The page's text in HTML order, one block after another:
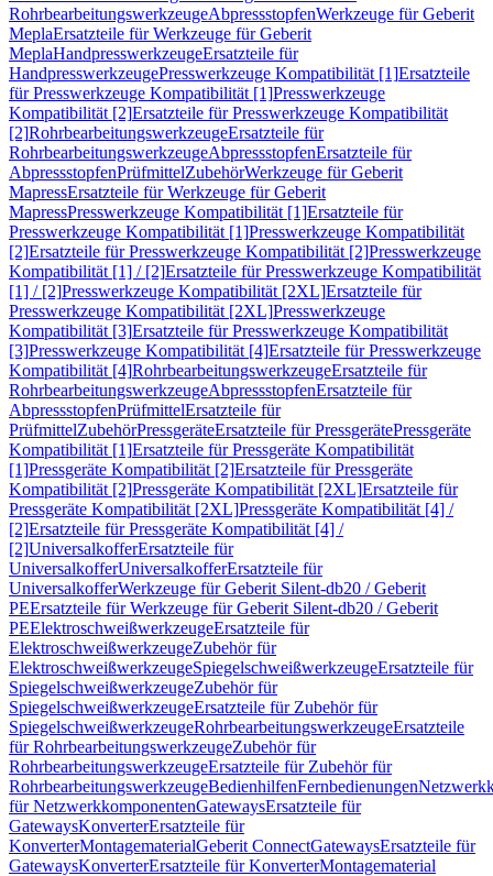
RohrbearbeitungswerkzeugeAbpressstopfenWerkzeuge für Geberit
MeplaErsatzteile für Werkzeuge für Geberit
MeplaHandpresswerkzeugeErsatzteile für
HandpresswerkzeugePresswerkzeuge Kompatibilität [1]Ersatzteile
für Presswerkzeuge Kompatibilität [1]Presswerkzeuge
Kompatibilität [2]Ersatzteile für Presswerkzeuge Kompatibilität
[2]RohrbearbeitungswerkzeugeErsatzteile für
RohrbearbeitungswerkzeugeAbpressstopfenErsatzteile für
AbpressstopfenPrüfmittelZubehörWerkzeuge für Geberit
MapressErsatzteile für Werkzeuge für Geberit
MapressPresswerkzeuge Kompatibilität [1]Ersatzteile für
Presswerkzeuge Kompatibilität [1]Presswerkzeuge Kompatibilität
[2]Ersatzteile für Presswerkzeuge Kompatibilität [2]Presswerkzeuge
Kompatibilität [1] / [2]Ersatzteile für Presswerkzeuge Kompatibilität
[1] / [2]Presswerkzeuge Kompatibilität [2XL]Ersatzteile für
Presswerkzeuge Kompatibilität [2XL]Presswerkzeuge
Kompatibilität [3]Ersatzteile für Presswerkzeuge Kompatibilität
[3]Presswerkzeuge Kompatibilität [4]Ersatzteile für Presswerkzeuge
Kompatibilität [4]RohrbearbeitungswerkzeugeErsatzteile für
RohrbearbeitungswerkzeugeAbpressstopfenErsatzteile für
AbpressstopfenPrüfmittelErsatzteile für
PrüfmittelZubehörPressgeräteErsatzteile für PressgerätePressgeräte
Kompatibilität [1]Ersatzteile für Pressgeräte Kompatibilität
[1]Pressgeräte Kompatibilität [2]Ersatzteile für Pressgeräte
Kompatibilität [2]Pressgeräte Kompatibilität [2XL]Ersatzteile für
Pressgeräte Kompatibilität [2XL]Pressgeräte Kompatibilität [4] /
[2]Ersatzteile für Pressgeräte Kompatibilität [4] /
[2]UniversalkofferErsatzteile für
UniversalkofferUniversalkofferErsatzteile für
UniversalkofferWerkzeuge für Geberit Silent-db20 / Geberit
PEErsatzteile für Werkzeuge für Geberit Silent-db20 / Geberit
PEElektroschweißwerkzeugeErsatzteile für
ElektroschweißwerkzeugeZubehör für
ElektroschweißwerkzeugeSpiegelschweißwerkzeugeErsatzteile für
SpiegelschweißwerkzeugeZubehör für
SpiegelschweißwerkzeugeErsatzteile für Zubehör für
SpiegelschweißwerkzeugeRohrbearbeitungswerkzeugeErsatzteile
für RohrbearbeitungswerkzeugeZubehör für
RohrbearbeitungswerkzeugeErsatzteile für Zubehör für
RohrbearbeitungswerkzeugeBedienhilfenFernbedienungen
für NetzwerkkomponentenGatewaysErsatzteile für
GatewaysKonverterErsatzteile für
KonverterMontagematerialGeberit ConnectGatewaysErsatzteile für
GatewaysKonverterErsatzteile für KonverterMontagematerial